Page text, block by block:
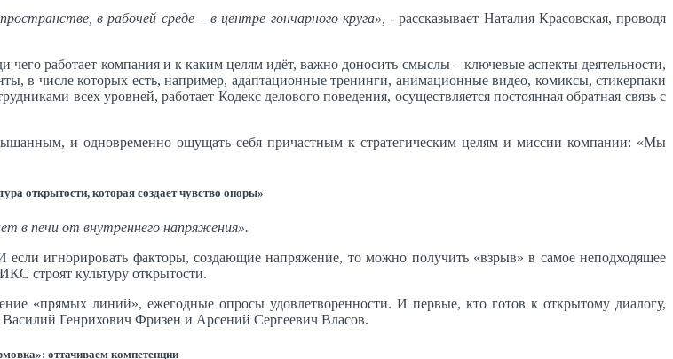
в рабочей среде – в центре гончарного круга», - рассказывает Наталия Красовская, проводя
работает компания и к каким целям идёт, важно доносить смыслы – ключевые аспекты деятельности,
в числе которых есть, например, адаптационные тренинги, анимационные видео, комиксы, стикерпаки
всех уровней, работает Кодекс делового поведения, осуществляется постоянная обратная связь с
и одновременно ощущать себя причастным к стратегическим целям и миссии компании: «Мы
открытости, которая создает чувство опоры»
в печи от внутреннего напряжения».
если игнорировать факторы, создающие напряжение, то можно получить «взрыв» в самое неподходящее
строят культуру открытости.
«прямых линий», ежегодные опросы удовлетворенности. И первые, кто готов к открытому диалогу,
Генрихович Фризен и Арсений Сергеевич Власов.
оттачиваем компетенции